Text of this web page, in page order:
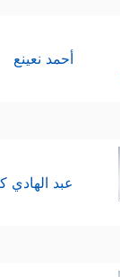
أحمد نعينع
عبد الهادي